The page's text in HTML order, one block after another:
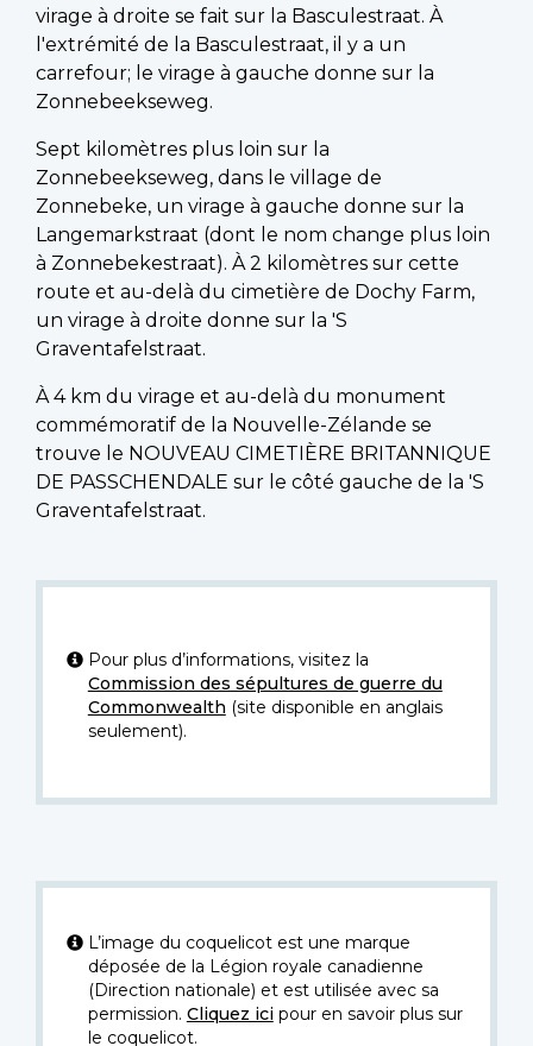
virage à droite se fait sur la Basculestraat. À
l'extrémité de la Basculestraat, il y a un
carrefour; le virage à gauche donne sur la
Zonnebeekseweg.
Sept kilomètres plus loin sur la
Zonnebeekseweg, dans le village de
Zonnebeke, un virage à gauche donne sur la
Langemarkstraat (dont le nom change plus loin
à Zonnebekestraat). À 2 kilomètres sur cette
route et au-delà du cimetière de Dochy Farm,
un virage à droite donne sur la 'S
Graventafelstraat.
À 4 km du virage et au-delà du monument
commémoratif de la Nouvelle-Zélande se
trouve le NOUVEAU CIMETIÈRE BRITANNIQUE
DE PASSCHENDALE sur le côté gauche de la 'S
Graventafelstraat.
Pour plus d’informations, visitez la
Commission des sépultures de guerre du
Commonwealth (site disponible en anglais
seulement).
L’image du coquelicot est une marque
déposée de la Légion royale canadienne
(Direction nationale) et est utilisée avec sa
permission. Cliquez icipour en savoir plus sur
le coquelicot.